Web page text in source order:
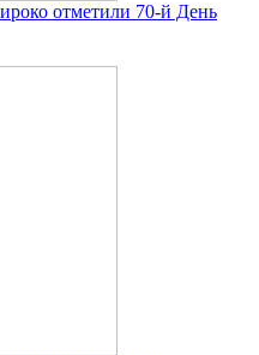
отметили 70-й День